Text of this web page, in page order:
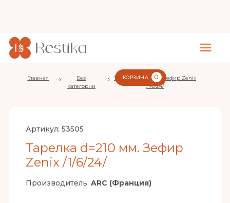
КОРЗИНА 0
Главная ›
Без
категории
›
Тарелка d=210 мм. Зефир Zenix
/1/6/24/
Артикул: 53505
Тарелка d=210 мм. Зефир
Zenix /1/6/24/
Производитель: ARC (Франция)